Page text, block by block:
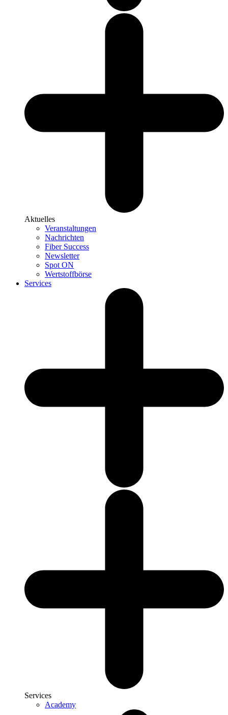
Aktuelles
Veranstaltungen
Nachrichten
Fiber Success
Newsletter
Spot ON
Wertstoffbörse
Services
Services
Academy